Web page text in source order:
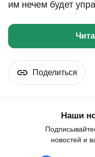
им нечем будет
Поделиться
Наши
новостей и